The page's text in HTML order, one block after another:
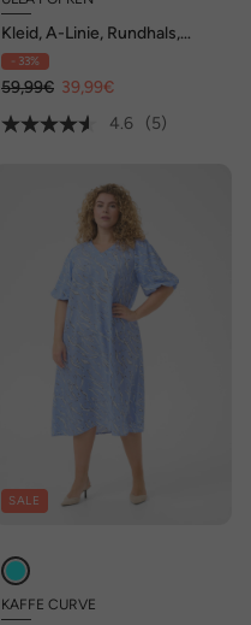
Kleid, A-Linie, Rundhals,
schulterfrei, 3/4-Arm
- 33%
59,99€ 39,99€
4.6
(5)
SALE
KAFFE CURVE